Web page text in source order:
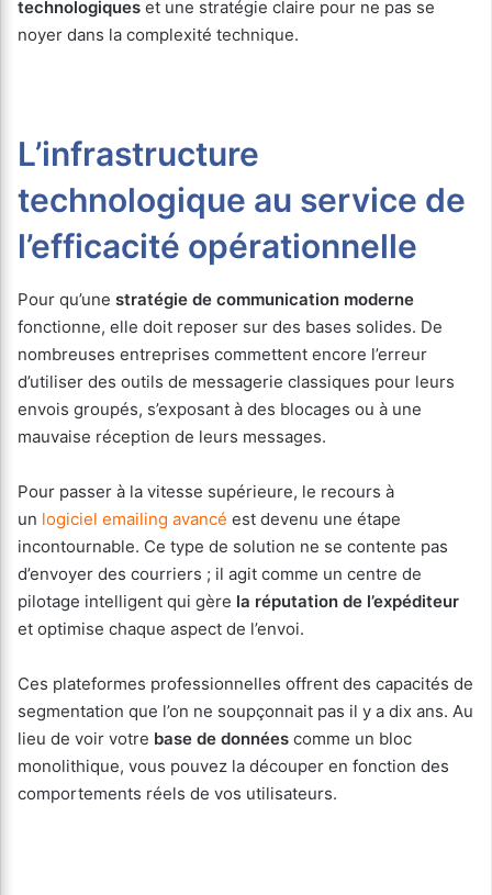
technologiques et une stratégie claire pour ne pas se
noyer dans la complexité technique.
L’infrastructure
technologique au service de
l’efficacité opérationnelle
Pour qu’une stratégie de communication moderne
fonctionne, elle doit reposer sur des bases solides. De
nombreuses entreprises commettent encore l’erreur
d’utiliser des outils de messagerie classiques pour leurs
envois groupés, s’exposant à des blocages ou à une
mauvaise réception de leurs messages.
Pour passer à la vitesse supérieure, le recours à
un logiciel emailing avancé est devenu une étape
incontournable. Ce type de solution ne se contente pas
d’envoyer des courriers ; il agit comme un centre de
pilotage intelligent qui gère la réputation de l’expéditeur
et optimise chaque aspect de l’envoi.
Ces plateformes professionnelles offrent des capacités de
segmentation que l’on ne soupçonnait pas il y a dix ans. Au
lieu de voir votre base de données comme un bloc
monolithique, vous pouvez la découper en fonction des
comportements réels de vos utilisateurs.